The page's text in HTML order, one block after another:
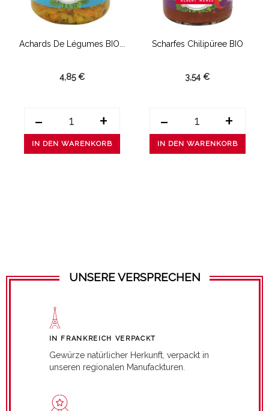
Achards De Légumes BIO...
4,85 €
- +
IN DEN WARENKORB
Scharfes Chilipüree BIO
3,54 €
- +
IN DEN WARENKORB
UNSERE VERSPRECHEN
IN FRANKREICH VERPACKT
Gewürze natürlicher Herkunft, verpackt in
unseren regionalen Manufackturen.